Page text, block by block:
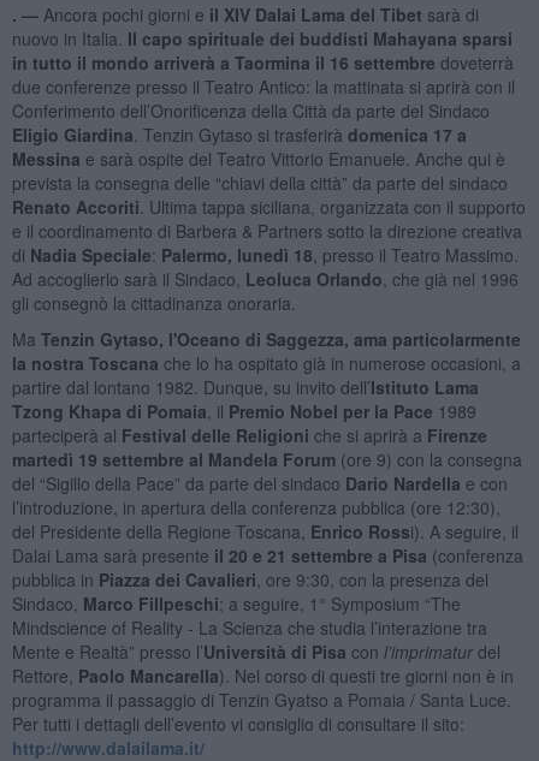
. — Ancora pochi giorni e il XIV Dalai Lama del Tibet sarà di
nuovo in Italia. Il capo spirituale dei buddisti Mahayana sparsi
in tutto il mondo arriverà a Taormina il 16 settembre doveterrà
due conferenze presso il Teatro Antico: la mattinata si aprirà con il
Conferimento dell’Onorificenza della Città da parte del Sindaco
Eligio Giardina . Tenzin Gytaso si trasferirà domenica 17 a
Messina e sarà ospite del Teatro Vittorio Emanuele. Anche qui è
prevista la consegna delle “chiavi della città” da parte del sindaco
Renato Accoriti . Ultima tappa siciliana, organizzata con il supporto
e il coordinamento di Barbera & Partners sotto la direzione creativa
di Nadia Speciale: Palermo, lunedì 18 , presso il Teatro Massimo.
Ad accoglierlo sarà il Sindaco, Leoluca Orlando , che già nel 1996
gli consegnò la cittadinanza onoraria.
Ma Tenzin Gytaso, l'Oceano di Saggezza, ama particolarmente
la nostra Toscana che lo ha ospitato già in numerose occasioni, a
partire dal lontano 1982. Dunque, su invito dell’Istituto Lama
Tzong Khapa di Pomaia , il Premio Nobel per la Pace 1989
parteciperà al Festival delle Religioni che si aprirà a Firenze
martedì 19 settembre al Mandela Forum(ore 9) con la consegna
del “Sigillo della Pace” da parte del sindaco Dario Nardella e con
l’introduzione, in apertura della conferenza pubblica (ore 12:30),
del Presidente della Regione Toscana, Enrico Rossi). A seguire, il
Dalai Lama sarà presente il 20 e 21 settembre a Pisa (conferenza
pubblica in Piazza dei Cavalieri , ore 9:30, con la presenza del
Sindaco, Marco Fillpeschi; a seguire, 1° Symposium “The
Mindscience of Reality - La Scienza che studia l’interazione tra
Mente e Realtà” presso l’Università di Pisa con l’imprimaturdel
Rettore, Paolo Mancarella). Nel corso di questi tre giorni non è in
programma il passaggio di Tenzin Gyatso a Pomaia / Santa Luce.
Per tutti i dettagli dell’evento vi consiglio di consultare il sito:
http://www.dalailama.it/